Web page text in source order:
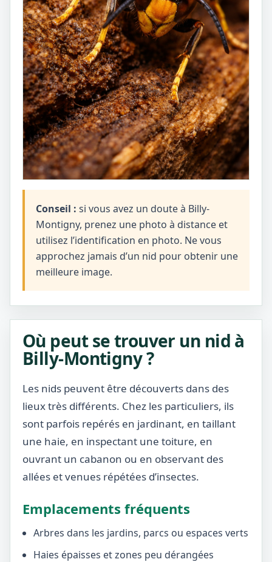
Conseil : si vous avez un doute à Billy-
Montigny, prenez une photo à distance et
utilisez l’identification en photo. Ne vous
approchez jamais d’un nid pour obtenir une
meilleure image.
Où peut se trouver un nid à
Billy-Montigny ?
Les nids peuvent être découverts dans des
lieux très différents. Chez les particuliers, ils
sont parfois repérés en jardinant, en taillant
une haie, en inspectant une toiture, en
ouvrant un cabanon ou en observant des
allées et venues répétées d’insectes.
Emplacements fréquents
Arbres dans les jardins, parcs ou espaces verts
Haies épaisses et zones peu dérangées